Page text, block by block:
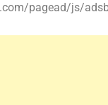
pagead/js/